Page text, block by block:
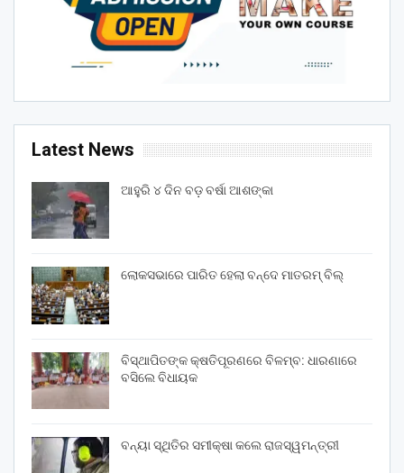
Latest News
ଆହୁରି ୪ ଦିନ ବଡ଼ ବର୍ଷା ଆଶଙ୍କା
ଲୋକସଭାରେ ପାରିତ ହେଲା ବନ୍ଦେ ମାତରମ୍‌ ବିଲ୍‌
ବିସ୍ଥାପିତଙ୍କ କ୍ଷତିପୂରଣରେ ବିଳମ୍ବ: ଧାରଣାରେ
ବସିଲେ ବିଧାୟକ
ବନ୍ୟା ସ୍ଥିତିର ସମୀକ୍ଷା କଲେ ରାଜସ୍ୱମନ୍ତ୍ରୀ